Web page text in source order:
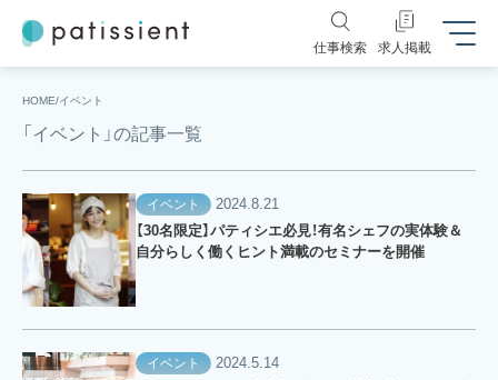
仕事検索 求人掲載
HOME イベント
「イベント」の記事一覧
イベント
2024.8.21
【30名限定】パティシエ必見！有名シェフの実体験＆
自分らしく働くヒント満載のセミナーを開催
イベント
2024.5.14